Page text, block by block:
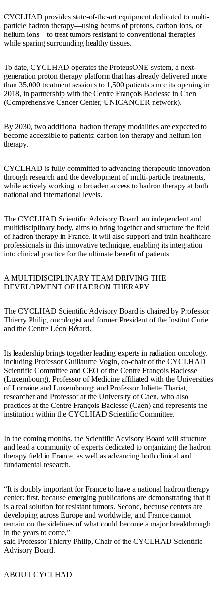
CYCLHAD provides state-of-the-art equipment dedicated to multi-
particle hadron therapy—using beams of protons, carbon ions, or
helium ions—to treat tumors resistant to conventional therapies
while sparing surrounding healthy tissues.
To date, CYCLHAD operates the ProteusONE system, a next-
generation proton therapy platform that has already delivered more
than 35,000 treatment sessions to 1,500 patients since its opening in
2018, in partnership with the Centre François Baclesse in Caen
(Comprehensive Cancer Center, UNICANCER network).
By 2030, two additional hadron therapy modalities are expected to
become accessible to patients: carbon ion therapy and helium ion
therapy.
CYCLHAD is fully committed to advancing therapeutic innovation
through research and the development of multi-particle treatments,
while actively working to broaden access to hadron therapy at both
national and international levels.
The CYCLHAD Scientific Advisory Board, an independent and
multidisciplinary body, aims to bring together and structure the field
of hadron therapy in France. It will also support and train healthcare
professionals in this innovative technique, enabling its integration
into clinical practice for the ultimate benefit of patients.
A MULTIDISCIPLINARY TEAM DRIVING THE
DEVELOPMENT OF HADRON THERAPY
The CYCLHAD Scientific Advisory Board is chaired by Professor
Thierry Philip, oncologist and former President of the Institut Curie
and the Centre Léon Bérard.
Its leadership brings together leading experts in radiation oncology,
including Professor Guillaume Vogin, co-chair of the CYCLHAD
Scientific Committee and CEO of the Centre François Baclesse
(Luxembourg), Professor of Medicine affiliated with the Universities
of Lorraine and Luxembourg; and Professor Juliette Thariat,
researcher and Professor at the University of Caen, who also
practices at the Centre François Baclesse (Caen) and represents the
institution within the CYCLHAD Scientific Committee.
In the coming months, the Scientific Advisory Board will structure
and lead a community of experts dedicated to organizing the hadron
therapy field in France, as well as advancing both clinical and
fundamental research.
“It is doubly important for France to have a national hadron therapy
center: first, because emerging publications are demonstrating that it
is a real solution for resistant tumors. Second, because centers are
developing across Europe and worldwide, and France cannot
remain on the sidelines of what could become a major breakthrough
in the years to come,”
said Professor Thierry Philip, Chair of the CYCLHAD Scientific
Advisory Board.
ABOUT CYCLHAD